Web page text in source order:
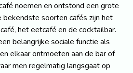
noemen en ontstond een grote
bekendste soorten cafés zijn het
het eetcafé en de cocktailbar.
belangrijke sociale functie als
elkaar ontmoeten aan de bar of
men regelmatig langsgaat op